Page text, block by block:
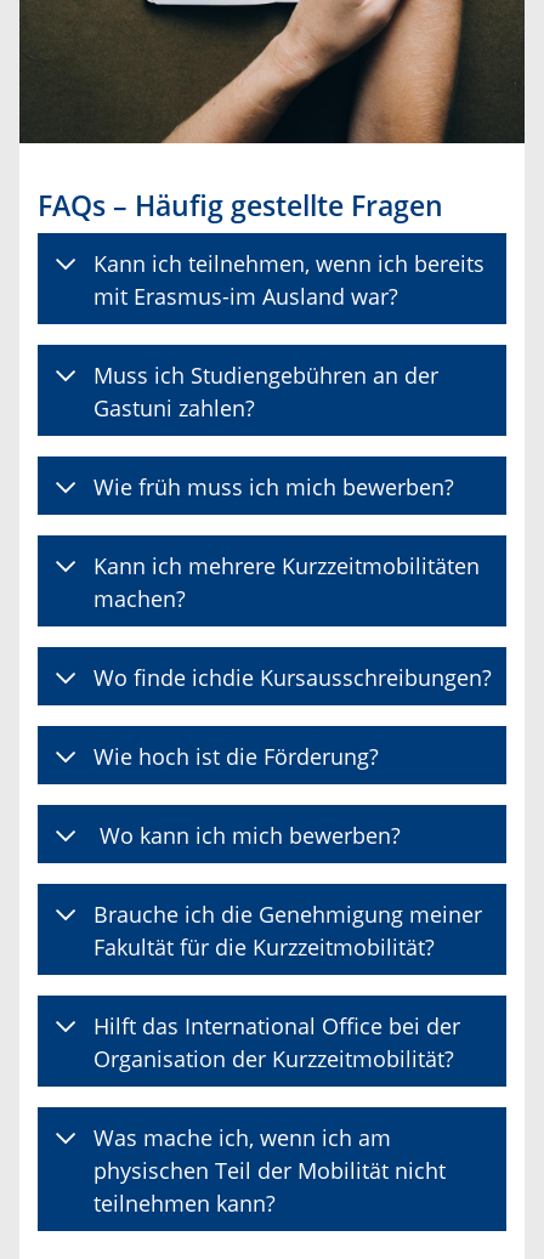
FAQs – Häufig gestellte Fragen
Kann ich teilnehmen, wenn ich bereits
mit Erasmus-im Ausland war?
Muss ich Studiengebühren an der
Gastuni zahlen?
Wie früh muss ich mich bewerben?
Kann ich mehrere Kurzzeitmobilitäten
machen?
Wo finde ichdie Kursausschreibungen?
Wie hoch ist die Förderung?
Wo kann ich mich bewerben?
Brauche ich die Genehmigung meiner
Fakultät für die Kurzzeitmobilität?
Hilft das International Office bei der
Organisation der Kurzzeitmobilität?
Was mache ich, wenn ich am
physischen Teil der Mobilität nicht
teilnehmen kann?